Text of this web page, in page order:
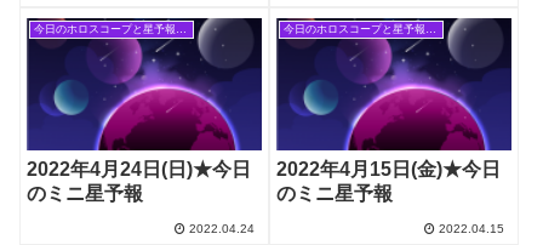
2022年4月24日(日)★今日
のミニ星予報
2022.04.24
2022年4月15日(金)★今日
のミニ星予報
2022.04.15